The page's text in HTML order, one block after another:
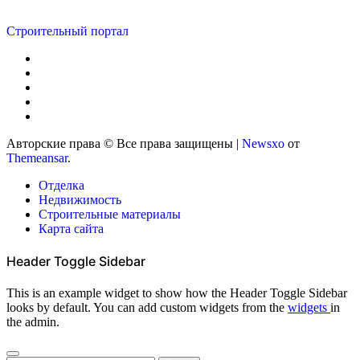
Строительный портал
Авторские права © Все права защищены | Newsxo от
Themeansar.
Отделка
Недвижимость
Строительные материалы
Карта сайта
Header Toggle Sidebar
This is an example widget to show how the Header Toggle Sidebar
looks by default. You can add custom widgets from the widgets in
the admin.